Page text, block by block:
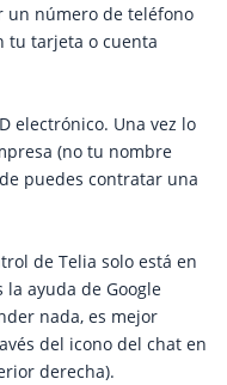
un número de teléfono
tu tarjeta o cuenta
electrónico. Una vez lo
(no tu nombre
puedes contratar una
de Telia solo está en
ayuda de Google
nada, es mejor
del icono del chat en
derecha).